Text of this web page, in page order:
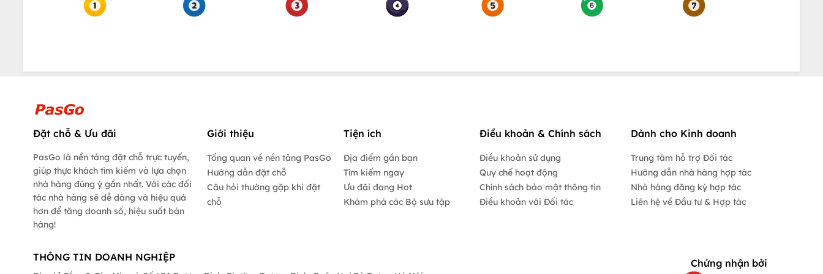
Đặt chỗ & Ưu đãi
PasGo là nền tảng đặt chỗ trực tuyến,
giúp thực khách tìm kiếm và lựa chọn
nhà hàng đúng ý gần nhất. Với các đối
tác nhà hàng sẽ dễ dàng và hiệu quả
hơn để tăng doanh số, hiệu suất bán
hàng!
Giới thiệu
Tổng quan về nền tảng PasGo
Hướng dẫn đặt chỗ
Câu hỏi thường gặp khi đặt
chỗ
Tiện ích
Địa điểm gần bạn
Tìm kiếm ngay
Ưu đãi đang Hot
Khám phá các Bộ sưu tập
Điều khoản & Chính sách
Điều khoản sử dụng
Quy chế hoạt động
Chính sách bảo mật thông tin
Điều khoản với Đối tác
Dành cho Kinh doanh
Trung tâm hỗ trợ Đối tác
Hướng dẫn nhà hàng hợp tác
Nhà hàng đăng ký hợp tác
Liên hệ về Đầu tư & Hợp tác
THÔNG TIN DOANH NGHIỆP Chứng nhận bởi